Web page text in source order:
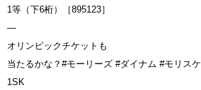
1等（下6桁）［895123］
—
オリンピックチケットも
当たるかな？ #モーリーズ #ダイナム #モリスケ
1SK